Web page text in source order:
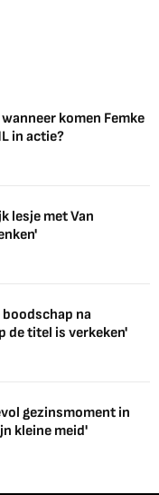
komen Femke
in actie?
lesje met Van
na
de titel is verkeken'
gezinsmoment in
kleine meid'